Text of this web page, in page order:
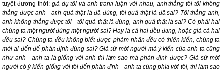
tuyệt đương thời: giả dụ tôi và anh tranh luận với nhau, anh thắng tôi tôi không
thắng được anh - anh quả thật là đã đúng, tôi quả thật là đã sai? Tôi thắng anh,
anh không thắng được tôi - tôi quả thật là đúng, anh quả thật là sai? Có phải hai
chúng ta một người đúng một người sai? Hay là cả hai đều đúng, hoặc giả cả hai
đều sai? Chúng ta đều không biết được, phàm nhân đều có thiên kiến, chúng ta
mời ai đến để phán định đúng sai? Giả sử mời người mà ý kiến của anh ta cũng
như anh - anh ta là giống với anh thì làm sao mà phán định được? Giả sử mời
người có ý kiến giống với tôi đến phán định - anh ta cùng phía với tôi, thì làm sao